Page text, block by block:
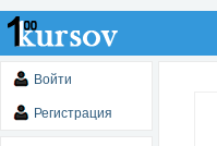
Войти
Регистрация